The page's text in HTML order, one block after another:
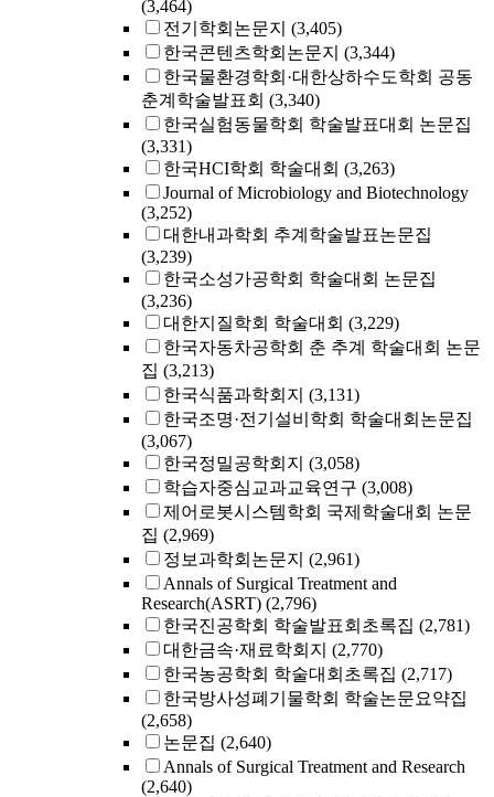
(3,464)
전기학회논문지 (3,405)
한국콘텐츠학회논문지 (3,344)
한국물환경학회·대한상하수도학회 공동
춘계학술발표회 (3,340)
한국실험동물학회 학술발표대회 논문집
(3,331)
한국HCI학회 학술대회 (3,263)
Journal of Microbiology and Biotechnology
(3,252)
대한내과학회 추계학술발표논문집
(3,239)
한국소성가공학회 학술대회 논문집
(3,236)
대한지질학회 학술대회 (3,229)
한국자동차공학회 춘 추계 학술대회 논문
집 (3,213)
한국식품과학회지 (3,131)
한국조명·전기설비학회 학술대회논문집
(3,067)
한국정밀공학회지 (3,058)
학습자중심교과교육연구 (3,008)
제어로봇시스템학회 국제학술대회 논문
집 (2,969)
정보과학회논문지 (2,961)
Annals of Surgical Treatment and
Research(ASRT) (2,796)
한국진공학회 학술발표회초록집 (2,781)
대한금속·재료학회지 (2,770)
한국농공학회 학술대회초록집 (2,717)
한국방사성폐기물학회 학술논문요약집
(2,658)
논문집 (2,640)
Annals of Surgical Treatment and Research
(2,640)